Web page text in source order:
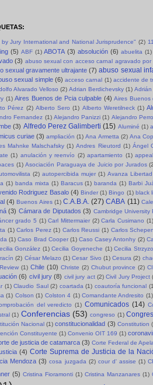
by Jury International and National Jurisprudence" (2)
(5) ABF (1) ABOTA (3) absolución (6) abuelita (1)
(3) abuso sexual con acceso carnal agravado por
sexual gravamente ultrajante (7) abuso sexual
sexual simple (6) acceso carnal (1) accidente de
Alvarado Velloso (2) Adrian Berdichevsky (1)
(1) Aires Buenos de Pcia culpable (4) Aires Buenos
Pérez (2) Alberto Sero (1) Alberto Weretilneck (1)
Fernandez (1) Alejandro Panizzi (1) Alejandro
(3) Alfredo Perez Galimberti (15) Aluminé (1)
curiae (3) ampliación (1) Ana Armetta (2) Ana
Mahnke Malschafsky (1) Andres Rieutord (1) Ángel
(1) anulación y reenvío (2) apartamiento (1) appeal
(1) Asociación Paraguaya de Juicio por Jurados
(2) autopercibida mujer (1) Avanza Libertad
(1) banda mixta (1) Baracus (1) baranda (1) Barbi
Rodriguez Basalo (4) Binder (1) Bingo (1) black
(4) Buenos Aires (1) C.A.B.A. (27) CABA (11)
(3) Cámara de Diputados (3) Cambridge University
grado 5 (1) Carl Mittermaier (2) Carla Cusimano (1)
(1) Carlos Perez (1) Carlos Reussi (1) Carlos
(1) Caso Brad Cooper (1) Caso Casey Antonhy (2)
González (1) Cecilia Goyeneche (1) Cecilia
(2) César Melazo (1) Cesar Sivo (1) Cesura (2)
(1) Chile (10) Christe (2) Chubut province (2)
(6) civil jury (8) civil jury act (2) Civil Jury Project
(1) Claudio Saul (2) coartada (1) coautoría funcional
(1) Colson (1) Colston 4 (1) Comandante Andresito (1)
del veredicto (1) Comunicados (14)
(1) Conferencias (53) congreso (1)
Nacional (1) constitucionalidad (3) Constitution
Constituyente (1) Convenio OIT 169 (1)
de justicia de catamarca (3) Corte Federal de
(4) Corte Suprema de Justicia de la
Mendoza (3) cosa juzgada (2) cour d' assise (1)
(5) Cristina Fioramonti (1) Cristina Manzanares (1)